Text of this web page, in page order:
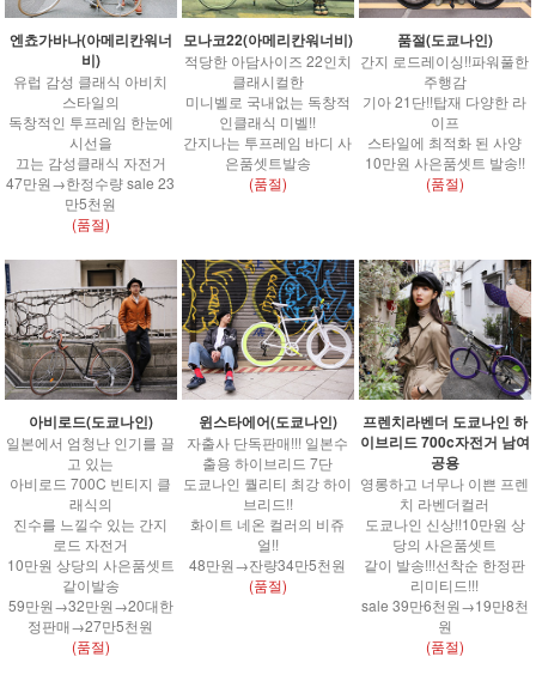
엔쵸가바나(아메리칸워너
비)
유럽 감성 클래식 아비치
스타일의
독창적인 투프레임 한눈에
시선을
끄는 감성클래식 자전거
47만원→한정수량 sale 23
만5천원
(품절)
모나코22(아메리칸워너비)
적당한 아담사이즈 22인치
클래시컬한
미니벨로 국내없는 독창적
인클래식 미벨!!
간지나는 투프레임 바디 사
은품셋트발송
(품절)
품절(도쿄나인)
간지 로드레이싱!!파워풀한
주행감
기아 21단!!탑재 다양한 라
이프
스타일에 최적화 된 사양
10만원 사은품셋트 발송!!
(품절)
아비로드(도쿄나인)
일본에서 엄청난 인기를 끌
고 있는
아비로드 700C 빈티지 클
래식의
진수를 느낄수 있는 간지
로드 자전거
10만원 상당의 사은품셋트
같이발송
59만원→32만원→20대한
정판매→27만5천원
(품절)
윈스타에어(도쿄나인)
자출사 단독판매!!! 일본수
출용 하이브리드 7단
도쿄나인 퀄리티 최강 하이
브리드!!
화이트 네온 컬러의 비쥬
얼!!
48만원→잔량34만5천원
(품절)
프렌치라벤더 도쿄나인 하
이브리드 700c자전거 남여
공용
영롱하고 너무나 이쁜 프렌
치 라벤더컬러
도쿄나인 신상!!10만원 상
당의 사은품셋트
같이 발송!!!선착순 한정판
리미티드!!!
sale 39만6천원→19만8천
원
(품절)